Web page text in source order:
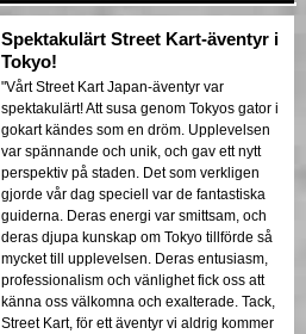
Spektakulärt Street Kart-äventyr i
Tokyo!
"Vårt Street Kart Japan-äventyr var
spektakulärt! Att susa genom Tokyos gator i
gokart kändes som en dröm. Upplevelsen
var spännande och unik, och gav ett nytt
perspektiv på staden. Det som verkligen
gjorde vår dag speciell var de fantastiska
guiderna. Deras energi var smittsam, och
deras djupa kunskap om Tokyo tillförde så
mycket till upplevelsen. Deras entusiasm,
professionalism och vänlighet fick oss att
känna oss välkomna och exalterade. Tack,
Street Kart, för ett äventyr vi aldrig kommer